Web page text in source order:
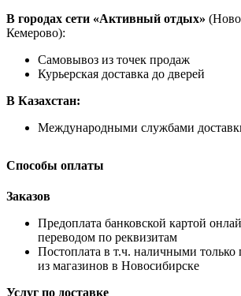
В городах сети «Активный отдых»
Кемерово):
Самовывоз из точек продаж
Курьерская доставка до дверей
В Казахстан:
Международными службами
Способы оплаты
Заказов
Предоплата банковской картой
переводом по реквизитам
Постоплата в т.ч. наличными только
из магазинов в Новосибирске
Услуг по доставке